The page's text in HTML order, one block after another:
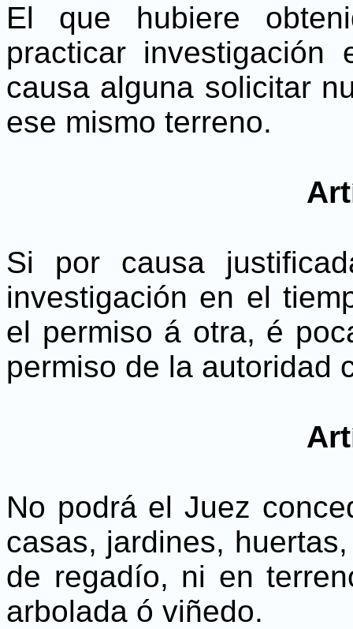
El que hubiere
practicar
causa alguna solicitar
ese mismo terreno.
Si por causa
investigación en el
el permiso á otra, é
permiso de la autoridad
No podrá el Juez
casas, jardines,
de regadío, ni en
arbolada ó viñedo.